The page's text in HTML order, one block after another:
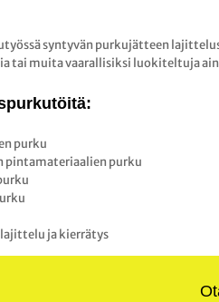
syntyvän purkujätteen
tai muita vaarallisiksi luokiteltuja
purku
pintamateriaalien purku
ja kierrätys